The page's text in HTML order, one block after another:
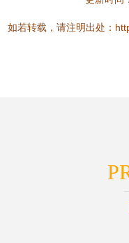
如若转载，请注明出处：